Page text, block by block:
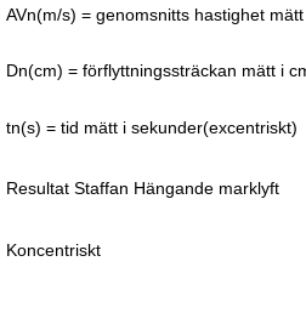
AVn(m/s) = genomsnitts hastighet
Dn(cm) = förflyttningssträckan mätt i
tn(s) = tid mätt i sekunder(excentriskt)
Resultat Staffan Hängande marklyft
Koncentriskt